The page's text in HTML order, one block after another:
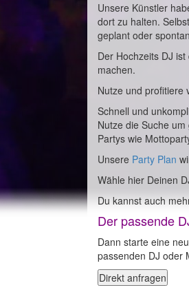
Unsere Künstler
dort zu halten.
geplant oder
Der Hochzeits DJ
machen.
Nutze und profitiere
Schnell und
Nutze die Suche
Partys wie
Unsere Party Plan
Wähle hier Deinen
Du kannst auch
Der passende
Dann starte eine
passenden DJ oder
Direkt anfragen